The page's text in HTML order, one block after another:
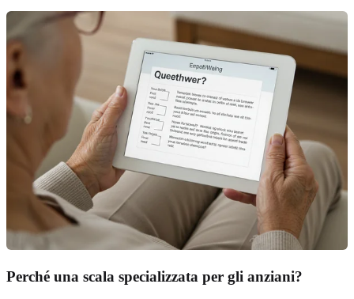
Perché una scala specializzata per gli anziani?